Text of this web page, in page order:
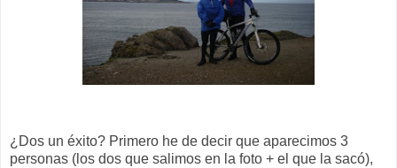
¿Dos un éxito? Primero he de decir que aparecimos 3
personas (los dos que salimos en la foto + el que la sacó),